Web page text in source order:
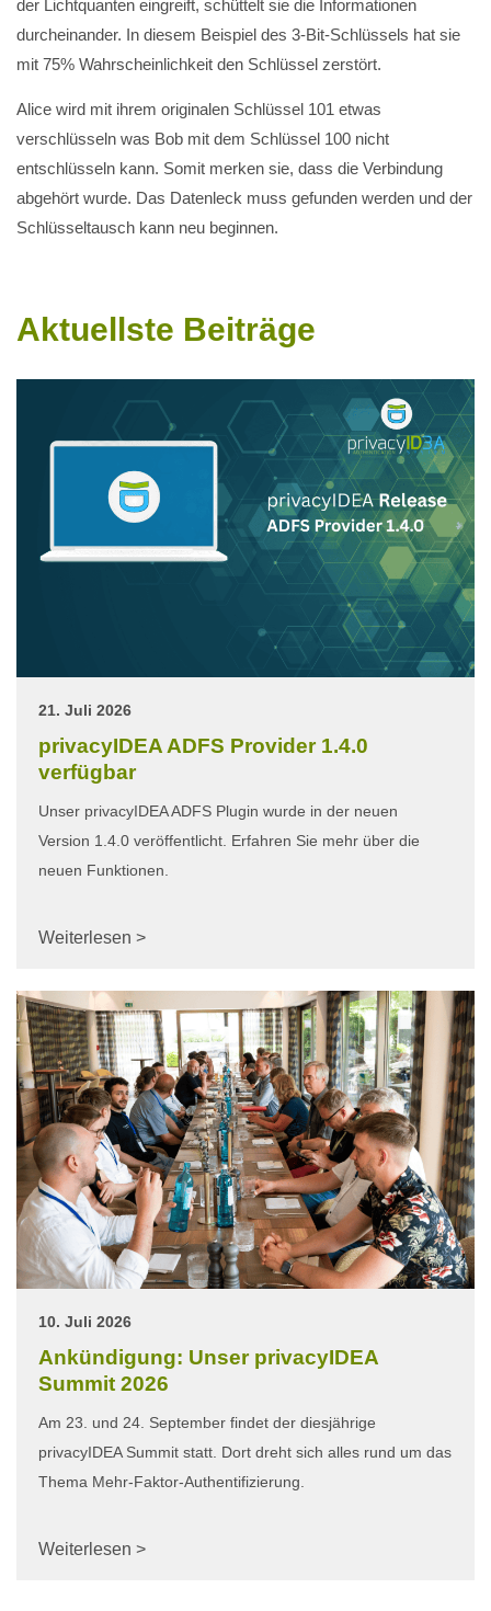
der Lichtquanten eingreift, schüttelt sie die Informationen
durcheinander. In diesem Beispiel des 3-Bit-Schlüssels hat sie
mit 75% Wahrscheinlichkeit den Schlüssel zerstört.
Alice wird mit ihrem originalen Schlüssel 101 etwas
verschlüsseln was Bob mit dem Schlüssel 100 nicht
entschlüsseln kann. Somit merken sie, dass die Verbindung
abgehört wurde. Das Datenleck muss gefunden werden und der
Schlüsseltausch kann neu beginnen.
Aktuellste Beiträge
21. Juli 2026
privacyIDEA ADFS Provider 1.4.0
verfügbar
Unser privacyIDEA ADFS Plugin wurde in der neuen
Version 1.4.0 veröffentlicht. Erfahren Sie mehr über die
neuen Funktionen.
Weiterlesen >
10. Juli 2026
Ankündigung: Unser privacyIDEA
Summit 2026
Am 23. und 24. September findet der diesjährige
privacyIDEA Summit statt. Dort dreht sich alles rund um das
Thema Mehr-Faktor-Authentifizierung.
Weiterlesen >